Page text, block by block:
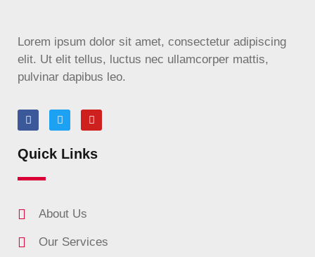
Lorem ipsum dolor sit amet, consectetur adipiscing
elit. Ut elit tellus, luctus nec ullamcorper mattis,
pulvinar dapibus leo.
Quick Links
About Us
Our Services